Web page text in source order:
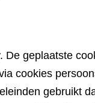
De geplaatste
cookies
gebruikt